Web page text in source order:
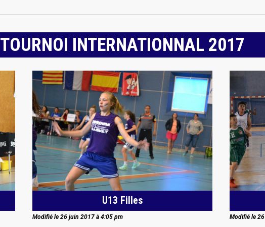
TOURNOI INTERNATIONNAL 2017
U13 Filles
Modifié le 26 juin 2017 à 4:05 pm Modifié le